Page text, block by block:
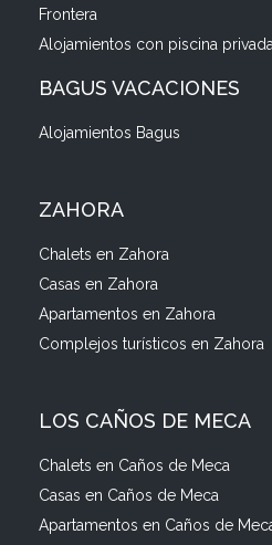
Frontera
Alojamientos con piscina
BAGUS VACACIONES
Alojamientos Bagus
ZAHORA
Chalets en Zahora
Casas en Zahora
Apartamentos en Zahora
Complejos turísticos en Zahora
LOS CAÑOS DE MECA
Chalets en Caños de Meca
Casas en Caños de Meca
Apartamentos en Caños de